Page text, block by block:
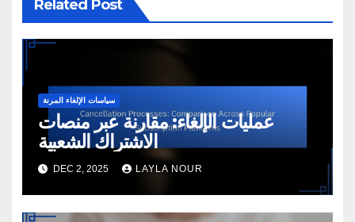
Related Post
سياسات الإلغاء المرنة
عمليات الإلغاء: مقارنة عبر منصات
الاشتراك الشعبية
DEC 2, 2025 LAYLA NOUR